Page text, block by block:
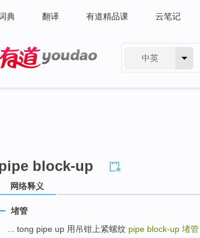
典 翻译 有道精品课 云笔记
中英
block-up
网络释义
堵管
... tong pipe up 用吊钳上紧螺纹 pipe block-up 堵管